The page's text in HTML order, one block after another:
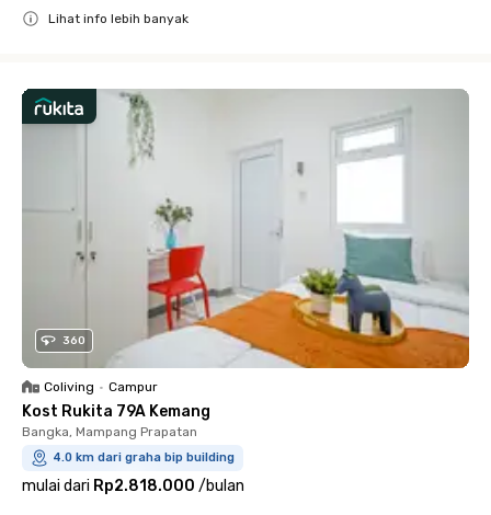
Lihat info lebih banyak
360
Coliving • Campur
Kost Rukita 79A Kemang
Bangka, Mampang Prapatan
4.0 km dari graha bip building
mulai dari Rp2.818.000 /bulan